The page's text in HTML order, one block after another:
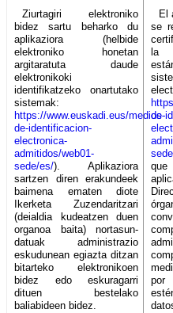
Ziurtagiri elektroniko
bidez sartu beharko du
aplikaziora (helbide
elektroniko honetan
argitaratuta daude
elektronikoki
identifikatzeko onartutako
sistemak:
https://www.euskadi.eus/medios-
de-identificacion-
electronica-
admitidos/web01-
sede/es/). Aplikaziora
sartzen diren erakundeek
baimena ematen diote
Ikerketa Zuzendaritzari
(deialdia kudeatzen duen
organoa baita) nortasun-
datuak administrazio
eskudunean egiazta ditzan
bitarteko elektronikoen
bidez edo eskuragarri
dituen bestelako
baliabideen bidez.
El
se
la
de-
por